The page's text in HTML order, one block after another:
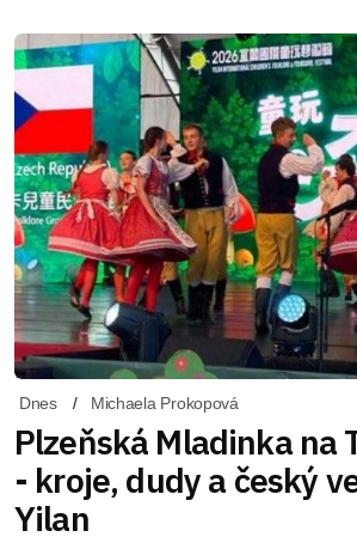
Dnes Michaela Prokopová
Plzeňská Mladinka na
- kroje, dudy a český
Yilan